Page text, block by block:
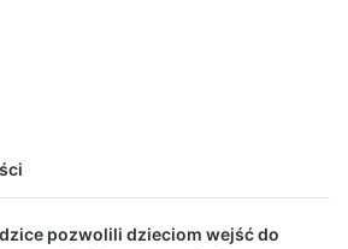
pozwolili dzieciom wejść do